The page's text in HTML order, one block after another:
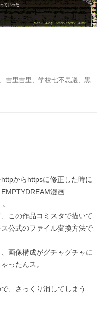
吉里吉里 学校七不思議
黒
からhttpsに修正した時に
漫画
この作品コミスタで描いて
公式のファイル変換方法で
画像構成がグチャグチャに
ったんス。
、さっくり消してしまう